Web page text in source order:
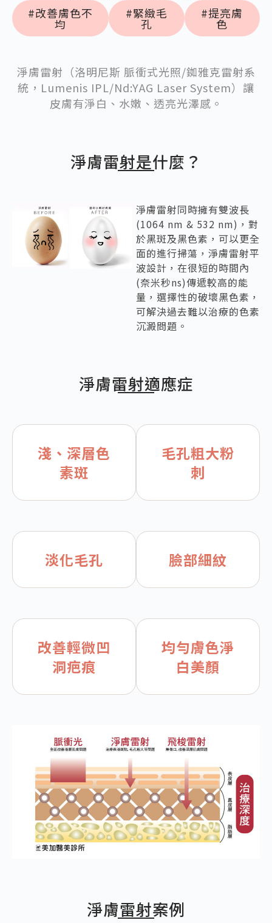
#改善膚色不
均
#緊緻毛
孔
#提亮膚
色
淨膚雷射（洛明尼斯 脈衝式光照/銣雅克雷射系
統，Lumenis IPL/Nd:YAG Laser System）讓
皮膚有淨白、水嫩、透亮光澤感。
淨膚雷射是什麼？
淨膚雷射同時擁有雙波長
(1064 nm & 532 nm)，對
於黑斑及黑色素，可以更全
面的進行掃蕩，淨膚雷射平
波設計，在很短的時間內
(奈米秒ns)傳遞較高的能
量，選擇性的破壞黑色素，
可解決過去難以治療的色素
沉澱問題。
淨膚雷射適應症
淺、深層色
素斑
毛孔粗大粉
刺
淡化毛孔 臉部細紋
改善輕微凹
洞疤痕
均勻膚色淨
白美顏
淨膚雷射案例